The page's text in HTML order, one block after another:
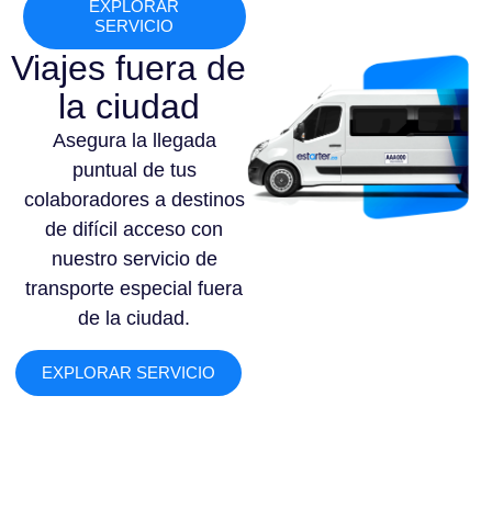
EXPLORAR
SERVICIO
Viajes fuera de
la ciudad
Asegura la llegada
puntual de tus
colaboradores a destinos
de difícil acceso con
nuestro servicio de
transporte especial fuera
de la ciudad.
EXPLORAR SERVICIO